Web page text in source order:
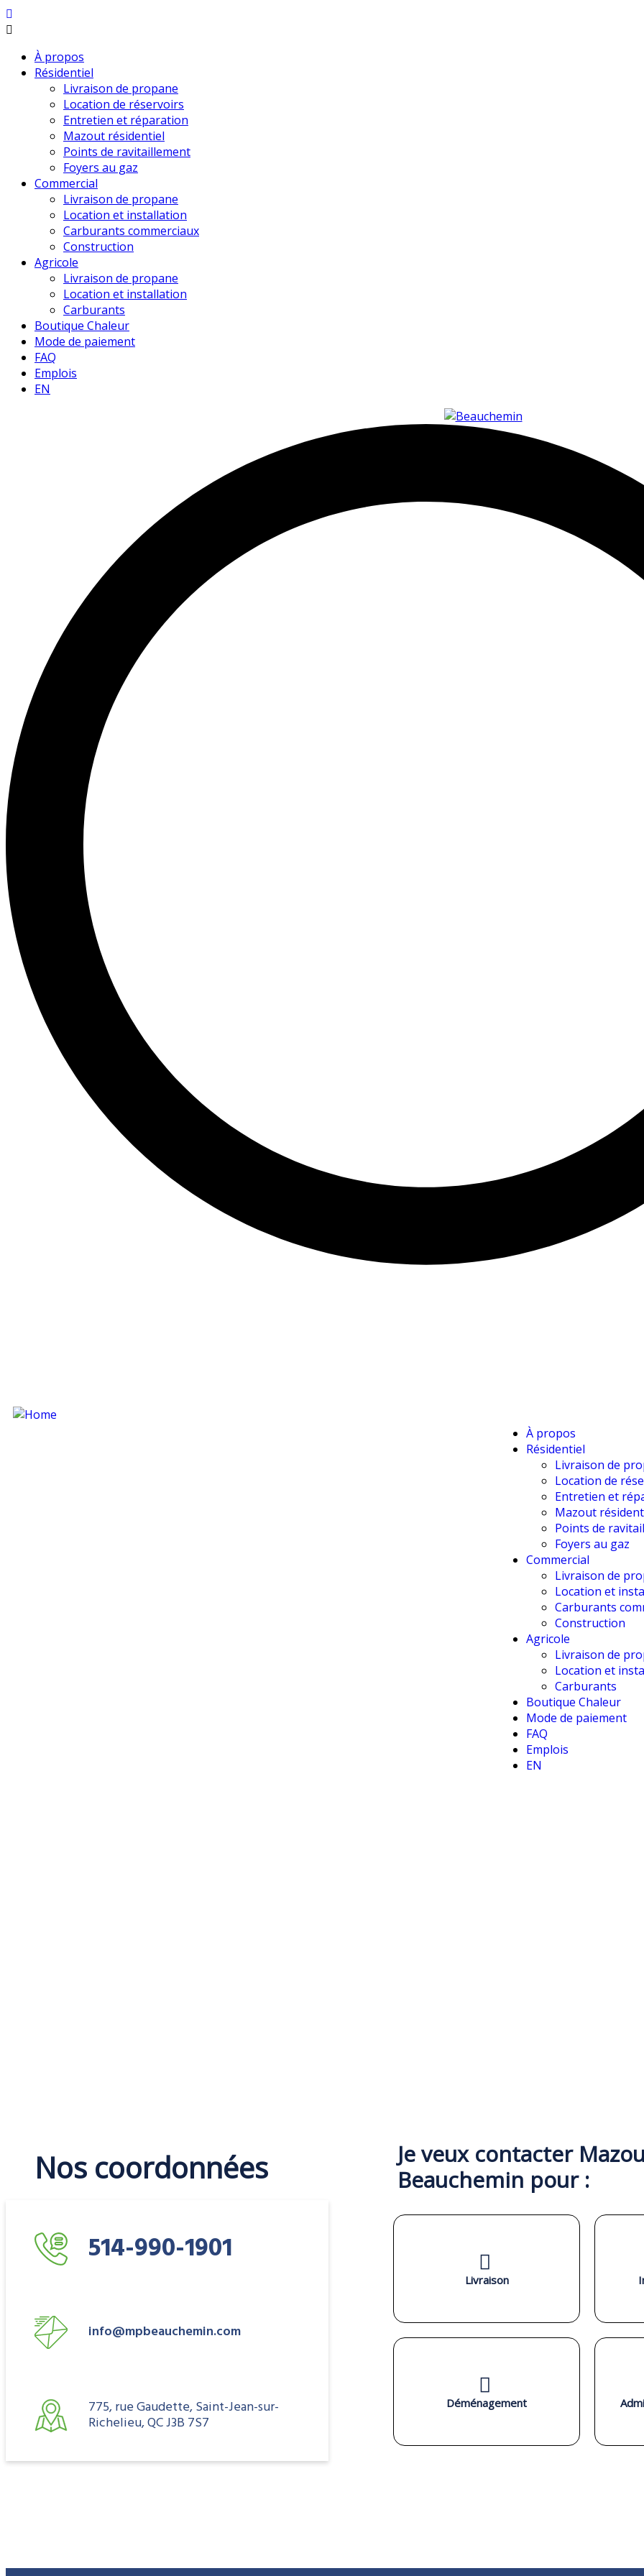
À propos
Résidentiel
Livraison de propane
Location de réservoirs
Entretien et réparation
Mazout résidentiel
Points de ravitaillement
Foyers au gaz
Commercial
Livraison de propane
Location et installation
Carburants commerciaux
Construction
Agricole
Livraison de propane
Location et installation
Carburants
Boutique Chaleur
Mode de paiement
FAQ
Emplois
EN
À propos
Résidentiel
Livraison de
Location de
Entretien et
Mazout
Points de
Foyers au gaz
Commercial
Livraison de
Location et
Carburants
Construction
Agricole
Livraison de
Location et
Carburants
Boutique Chaleur
Mode de paiement
FAQ
Emplois
EN
Nos coordonnées
514-990-1901
info@mpbeauchemin.com
775, rue Gaudette, Saint-Jean-sur-
Richelieu, QC J3B 7S7
Je veux contacter
Beauchemin pour :
Livraison
Déménagement